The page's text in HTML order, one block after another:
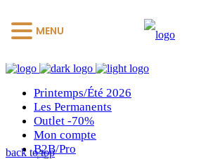
Printemps/Été 2026
Les Permanents
Outlet -70%
Mon compte
B2B/Pro
back to top
MENU